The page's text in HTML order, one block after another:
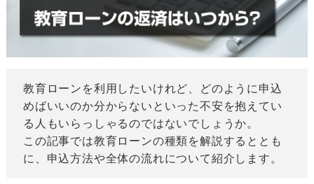
教育ローンを利用したいけれど、どのように申込
めばいいのか分からないといった不安を抱えてい
る人もいらっしゃるのではないでしょうか。
この記事では教育ローンの種類を解説するととも
に、申込方法や全体の流れについて紹介します。